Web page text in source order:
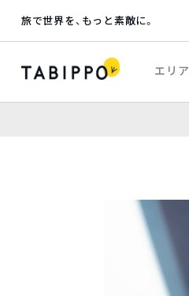
旅で世界を、もっと素敵に。
エリア